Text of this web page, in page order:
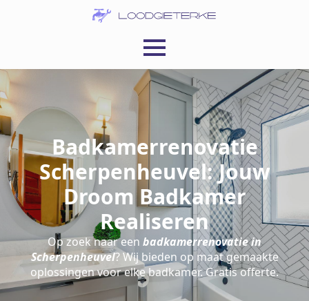
Badkamerrenovatie
Scherpenheuvel: Jouw
Droom Badkamer
Realiseren
Op zoek naar een badkamerrenovatie in
Scherpenheuvel? Wij bieden op maat gemaakte
oplossingen voor elke badkamer. Gratis offerte.